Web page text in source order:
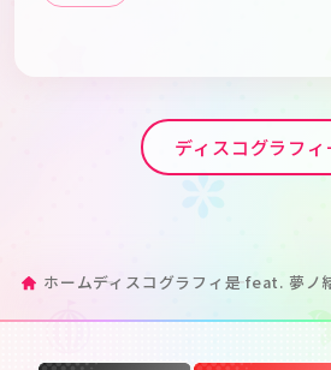
ディスコグラフィ
ホームディスコグラフィ 是 feat. 夢ノ